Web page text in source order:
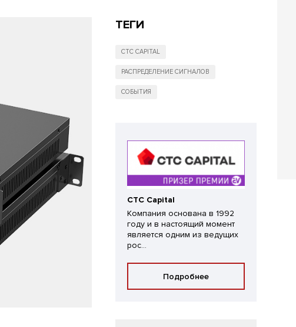
ТЕГИ
CTC CAPITAL
РАСПРЕДЕЛЕНИЕ СИГНАЛОВ
СОБЫТИЯ
CTC Capital
Компания основана в 1992
году и в настоящий момент
является одним из ведущих
рос...
Подробнее